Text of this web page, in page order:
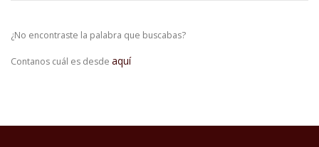
¿No encontraste la palabra que buscabas?
Contanos cuál es desde aquí